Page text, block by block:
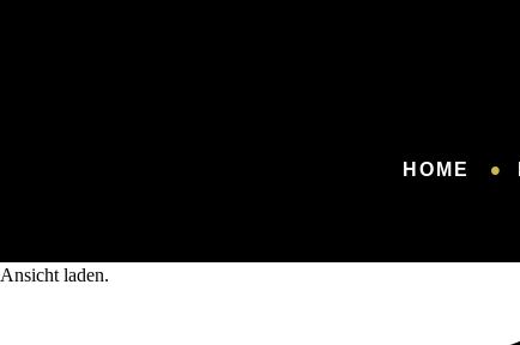
HOME
Ansicht laden.